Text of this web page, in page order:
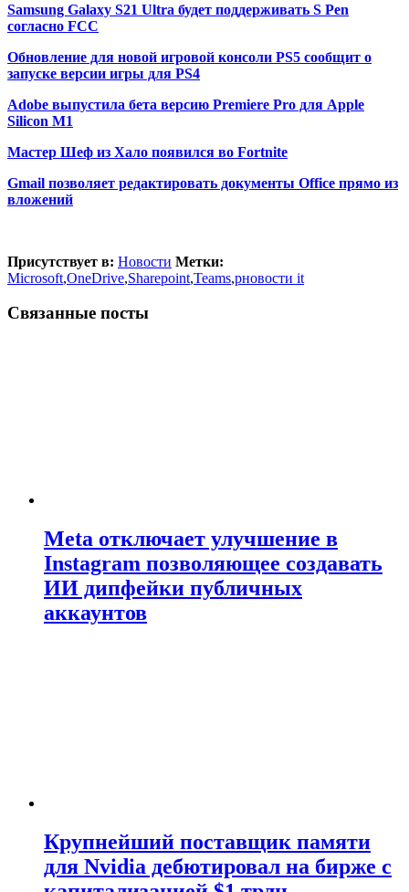
Samsung Galaxy S21 Ultra будет поддерживать S Pen
согласно FCC
Обновление для новой игровой консоли PS5 сообщит о
запуске версии игры для PS4
Adobe выпустила бета версию Premiere Pro для Apple
Silicon M1
Мастер Шеф из Хало появился во Fortnite
Gmail позволяет редактировать документы Office прямо из
вложений
Присутствует в: Новости Метки:
Microsoft,OneDrive,Sharepoint,Teams,рновости it
Связанные посты
Meta отключает улучшение в
Instagram позволяющее создавать
ИИ дипфейки публичных
аккаунтов
Крупнейший поставщик памяти
для Nvidia дебютировал на бирже с